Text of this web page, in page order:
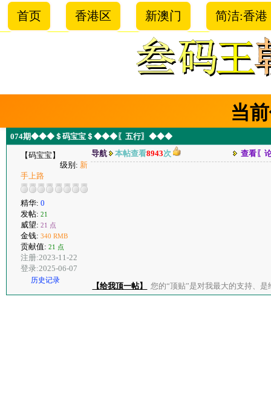
首页 香港区 新澳门 简洁:香港
当
074期◆◆◆＄码宝宝＄◆◆◆〖五行〗◆◆◆
【码宝宝】
级别: 新
手上路
精华: 0
发帖: 21
威望: 21 点
金钱: 340 RMB
贡献值: 21 点
注册:2023-11-22
登录:2025-06-07
历史记录
导航 本帖查看8943次 查看〖
【给我顶一帖】 您的“顶贴”是对我最大的支持、